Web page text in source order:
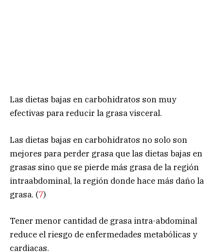
Las dietas bajas en carbohidratos son muy
efectivas para reducir la grasa visceral.
Las dietas bajas en carbohidratos no solo son
mejores para perder grasa que las dietas bajas en
grasas sino que se pierde más grasa de la región
intraabdominal, la región donde hace más daño la
grasa. (7)
Tener menor cantidad de grasa intra-abdominal
reduce el riesgo de enfermedades metabólicas y
cardiacas.